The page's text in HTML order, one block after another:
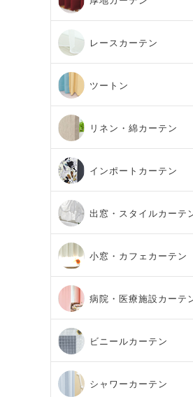
レースカーテン
ツートン
リネン・綿カーテン
インポートカーテン
出窓・スタイルカーテ
小窓・カフェカーテン
病院・医療施設カーテ
ビニールカーテン
シャワーカーテン